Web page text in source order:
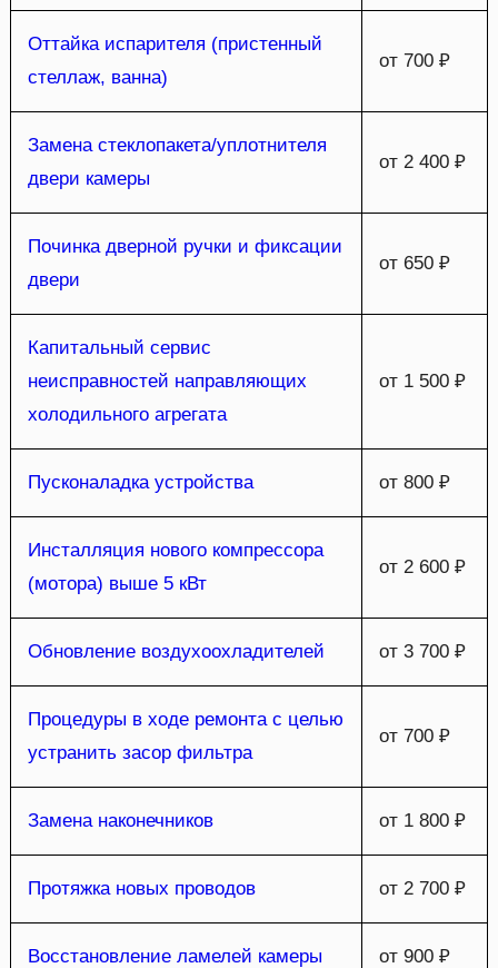
Оттайка испарителя (пристенный
стеллаж, ванна)
от 700 ₽
Замена стеклопакета/уплотнителя
двери камеры
от 2 400 ₽
Починка дверной ручки и фиксации
двери
от 650 ₽
Капитальный сервис
неисправностей направляющих
холодильного агрегата
от 1 500 ₽
Пусконаладка устройства от 800 ₽
Инсталляция нового компрессора
(мотора) выше 5 кВт
от 2 600 ₽
Обновление воздухоохладителей от 3 700 ₽
Процедуры в ходе ремонта с целью
устранить засор фильтра
от 700 ₽
Замена наконечников от 1 800 ₽
Протяжка новых проводов от 2 700 ₽
Восстановление ламелей камеры от 900 ₽